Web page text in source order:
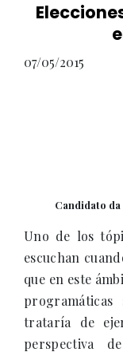
07/05/2015
Candidato
Uno de los
escuchan
que en este
trataría de
perspectiva